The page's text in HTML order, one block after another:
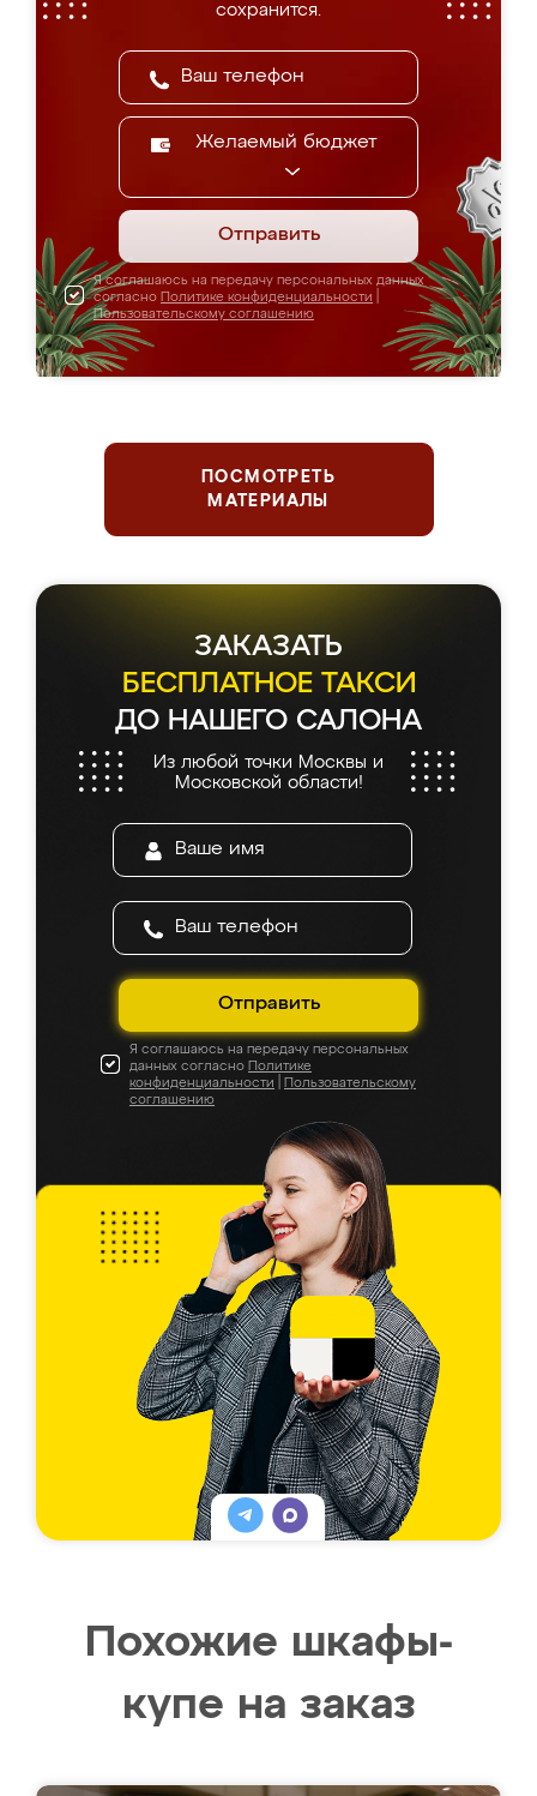
сохранится.
Желаемый бюджет
Отправить
Я соглашаюсь на передачу персональных данных
согласно Политике конфиденциальности
Пользовательскому соглашению
ПОСМОТРЕТЬ
МАТЕРИАЛЫ
ЗАКАЗАТЬ
БЕСПЛАТНОЕ ТАКСИ
ДО НАШЕГО САЛОНА
Из любой точки Москвы и
Московской области!
Отправить
Я соглашаюсь на передачу персональных
данных согласно Политике
конфиденциальности
Пользовательскому
соглашению
Похожие шкафы-
купе на заказ